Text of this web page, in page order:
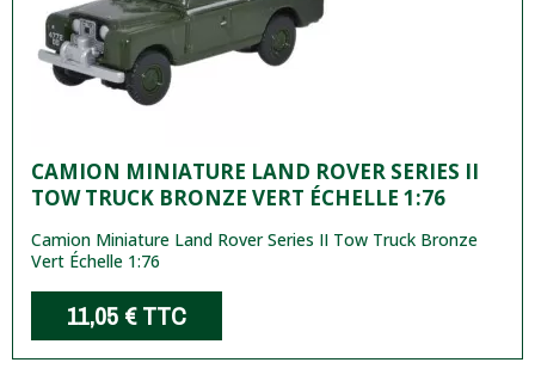
CAMION MINIATURE LAND ROVER SERIES II
TOW TRUCK BRONZE VERT ÉCHELLE 1:76
Camion Miniature Land Rover Series II Tow Truck Bronze
Vert Échelle 1:76
11,05 €TTC